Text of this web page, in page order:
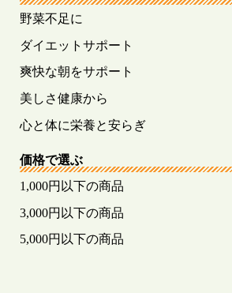
野菜不足に
ダイエットサポート
爽快な朝をサポート
美しさ健康から
心と体に栄養と安らぎ
価格で選ぶ
1,000円以下の商品
3,000円以下の商品
5,000円以下の商品